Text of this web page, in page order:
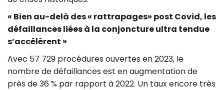
« Bien au-delà des « rattrapages» post Covid, les
défaillances liées à la conjoncture ultra tendue
s’accélèrent »
Avec 57 729 procédures ouvertes en 2023, le
nombre de défaillances est en augmentation de
près de 36 % par rapport à 2022. Un taux encore très